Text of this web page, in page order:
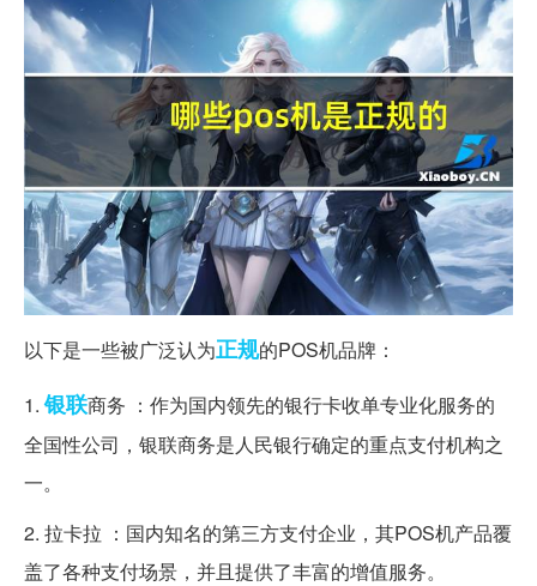
以下是一些被广泛认为正规的POS机品牌：
1.银联商务 ：作为国内领先的银行卡收单专业化服务的
全国性公司，银联商务是人民银行确定的重点支付机构之
一。
2. 拉卡拉 ：国内知名的第三方支付企业，其POS机产品覆
盖了各种支付场景，并且提供了丰富的增值服务。